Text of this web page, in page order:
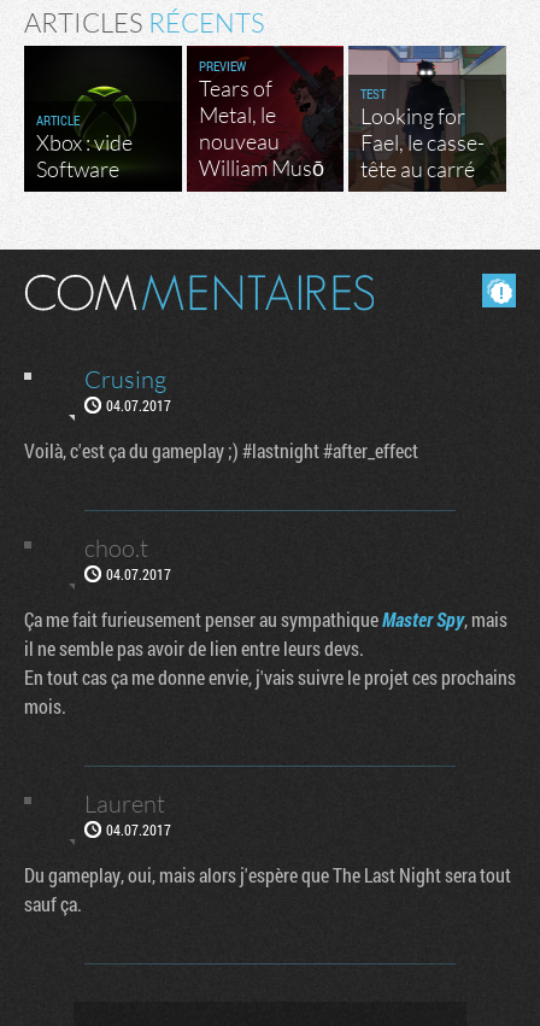
ARTICLES RÉCENTS
ARTICLE
Xbox : vide
Software
PREVIEW
Tears of
Metal, le
nouveau
William Musō
TEST
Looking for
Fael, le casse-
tête au carré
Masquer les commentaires lus.
Crusing
04.07.2017
Voilà, c'est ça du gameplay ;) #lastnight #after_effect
choo.t
04.07.2017
Ça me fait furieusement penser au sympathiqueMaster Spy, mais
il ne semble pas avoir de lien entre leurs devs.
En tout cas ça me donne envie, j'vais suivre le projet ces prochains
mois.
Laurent
04.07.2017
Du gameplay, oui, mais alors j'espère que The Last Night sera tout
sauf ça.